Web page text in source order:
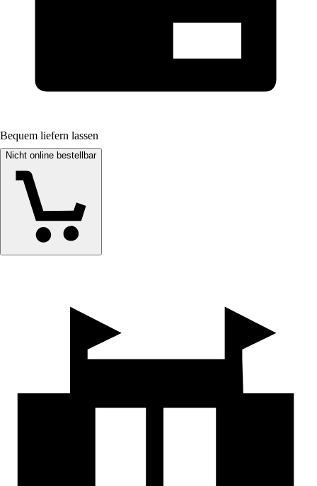
Bequem liefern lassen
Nicht online bestellbar